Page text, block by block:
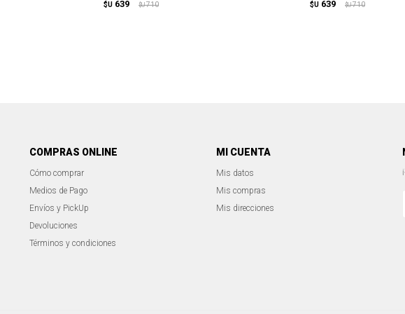
$U 639 $U 710 $U 639 $U 710
COMPRAS ONLINE
Cómo comprar
Medios de Pago
Envíos y PickUp
Devoluciones
Términos y condiciones
MI CUENTA
Mis datos
Mis compras
Mis direcciones